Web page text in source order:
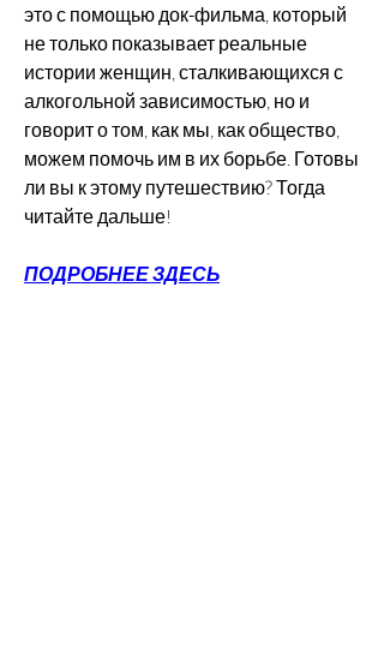
это с помощью док-фильма, который
не только показывает реальные
истории женщин, сталкивающихся с
алкогольной зависимостью, но и
говорит о том, как мы, как общество,
можем помочь им в их борьбе. Готовы
ли вы к этому путешествию? Тогда
читайте дальше!
ПОДРОБНЕЕ ЗДЕСЬ